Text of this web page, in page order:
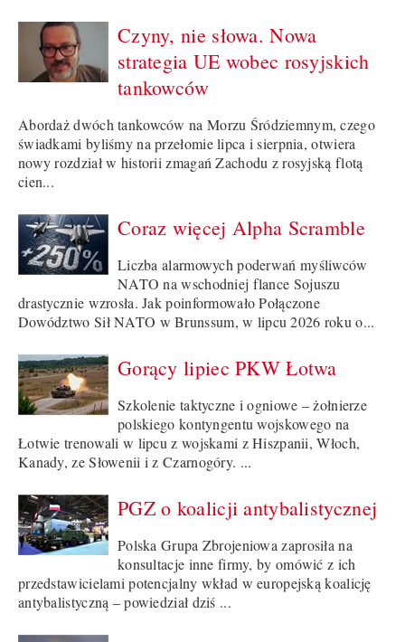
Czyny, nie słowa. Nowa
strategia UE wobec rosyjskich
tankowców
Abordaż dwóch tankowców na Morzu Śródziemnym, czego
świadkami byliśmy na przełomie lipca i sierpnia, otwiera
nowy rozdział w historii zmagań Zachodu z rosyjską flotą
cien...
Coraz więcej Alpha Scramble
Liczba alarmowych poderwań myśliwców
NATO na wschodniej flance Sojuszu
drastycznie wzrosła. Jak poinformowało Połączone
Dowództwo Sił NATO w Brunssum, w lipcu 2026 roku o...
Gorący lipiec PKW Łotwa
Szkolenie taktyczne i ogniowe – żołnierze
polskiego kontyngentu wojskowego na
Łotwie trenowali w lipcu z wojskami z Hiszpanii, Włoch,
Kanady, ze Słowenii i z Czarnogóry. ...
PGZ o koalicji antybalistycznej
Polska Grupa Zbrojeniowa zaprosiła na
konsultacje inne firmy, by omówić z ich
przedstawicielami potencjalny wkład w europejską koalicję
antybalistyczną – powiedział dziś ...